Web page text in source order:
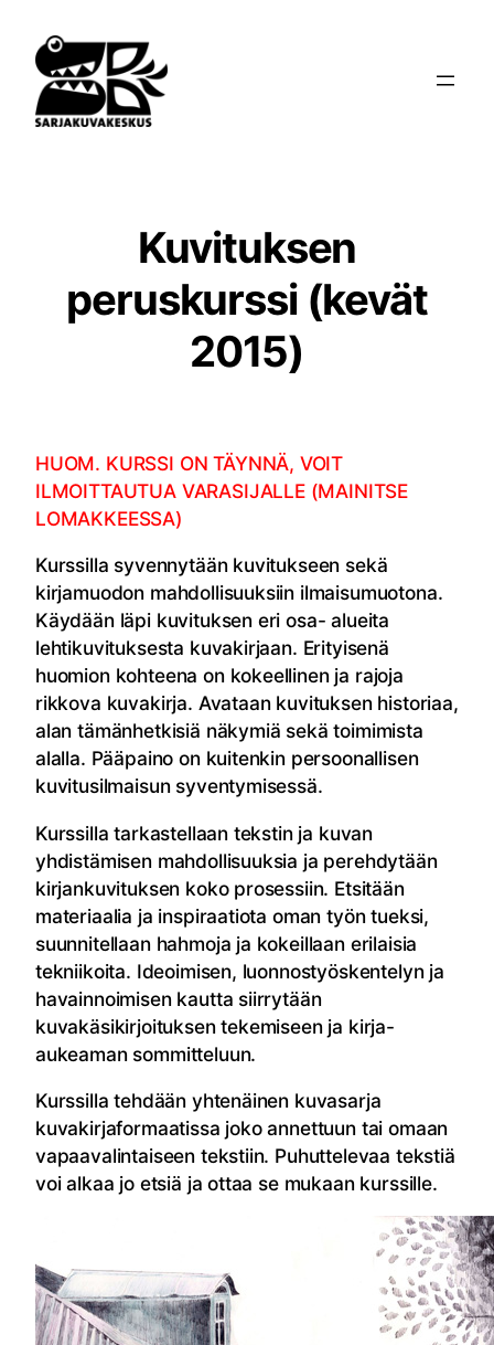
sisältöön
Kuvituksen
peruskurssi (kevät
2015)
HUOM. KURSSI ON TÄYNNÄ, VOIT
ILMOITTAUTUA VARASIJALLE (MAINITSE
LOMAKKEESSA)
Kurssilla syvennytään kuvitukseen sekä
kirjamuodon mahdollisuuksiin ilmaisumuotona.
Käydään läpi kuvituksen eri osa- alueita
lehtikuvituksesta kuvakirjaan. Erityisenä
huomion kohteena on kokeellinen ja rajoja
rikkova kuvakirja. Avataan kuvituksen historiaa,
alan tämänhetkisiä näkymiä sekä toimimista
alalla. Pääpaino on kuitenkin persoonallisen
kuvitusilmaisun syventymisessä.
Kurssilla tarkastellaan tekstin ja kuvan
yhdistämisen mahdollisuuksia ja perehdytään
kirjankuvituksen koko prosessiin. Etsitään
materiaalia ja inspiraatiota oman työn tueksi,
suunnitellaan hahmoja ja kokeillaan erilaisia
tekniikoita. Ideoimisen, luonnostyöskentelyn ja
havainnoimisen kautta siirrytään
kuvakäsikirjoituksen tekemiseen ja kirja-
aukeaman sommitteluun.
Kurssilla tehdään yhtenäinen kuvasarja
kuvakirjaformaatissa joko annettuun tai omaan
vapaavalintaiseen tekstiin. Puhuttelevaa tekstiä
voi alkaa jo etsiä ja ottaa se mukaan kurssille.